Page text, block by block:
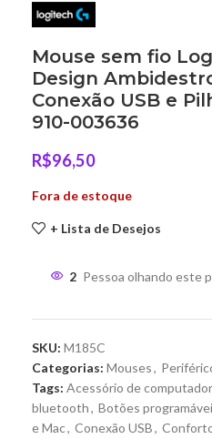
Mouse sem fio
Design
Conexão USB e
910-003636
R$96,50
Fora de estoque
+ Lista de Desejos
2 Pessoa olhando este
SKU: M185C
Categorias: Mouses,
Tags: Acessório de computador
bluetooth, Botões
e Mac, Conexão USB,